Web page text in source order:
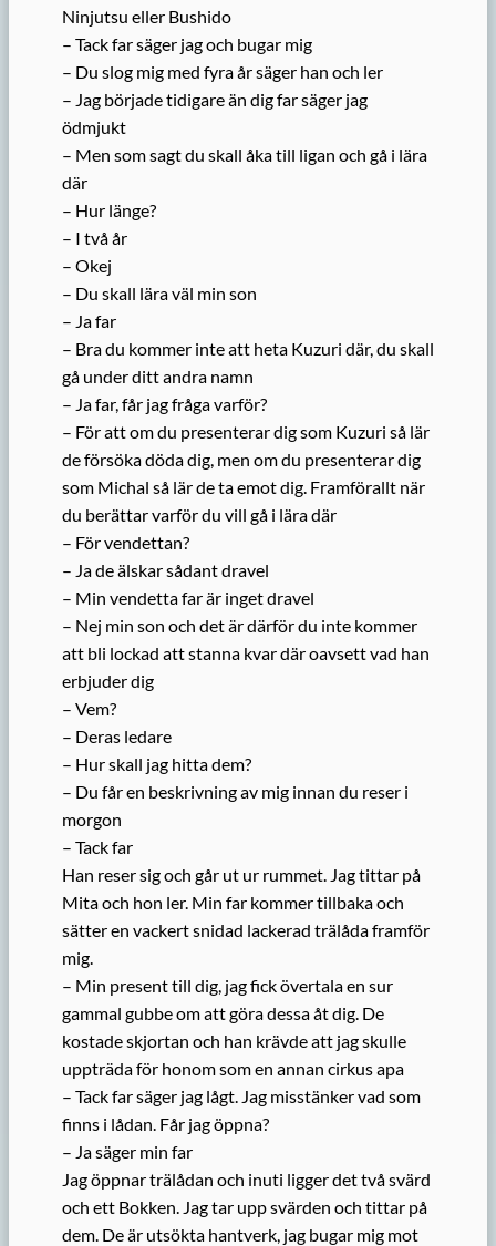
Ninjutsu eller Bushido
– Tack far säger jag och bugar mig
– Du slog mig med fyra år säger han och ler
– Jag började tidigare än dig far säger jag
ödmjukt
– Men som sagt du skall åka till ligan och gå i lära
där
– Hur länge?
– I två år
– Okej
– Du skall lära väl min son
– Ja far
– Bra du kommer inte att heta Kuzuri där, du skall
gå under ditt andra namn
– Ja far, får jag fråga varför?
– För att om du presenterar dig som Kuzuri så lär
de försöka döda dig, men om du presenterar dig
som Michal så lär de ta emot dig. Framförallt när
du berättar varför du vill gå i lära där
– För vendettan?
– Ja de älskar sådant dravel
– Min vendetta far är inget dravel
– Nej min son och det är därför du inte kommer
att bli lockad att stanna kvar där oavsett vad han
erbjuder dig
– Vem?
– Deras ledare
– Hur skall jag hitta dem?
– Du får en beskrivning av mig innan du reser i
morgon
– Tack far
Han reser sig och går ut ur rummet. Jag tittar på
Mita och hon ler. Min far kommer tillbaka och
sätter en vackert snidad lackerad trälåda framför
mig.
– Min present till dig, jag fick övertala en sur
gammal gubbe om att göra dessa åt dig. De
kostade skjortan och han krävde att jag skulle
uppträda för honom som en annan cirkus apa
– Tack far säger jag lågt. Jag misstänker vad som
finns i lådan. Får jag öppna?
– Ja säger min far
Jag öppnar trälådan och inuti ligger det två svärd
och ett Bokken. Jag tar upp svärden och tittar på
dem. De är utsökta hantverk, jag bugar mig mot